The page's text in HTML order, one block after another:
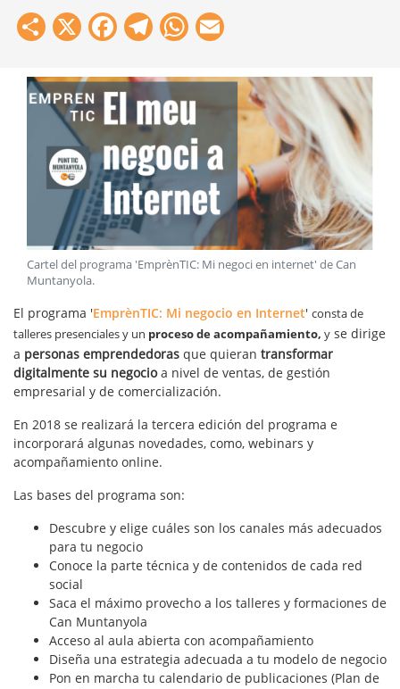
Share
X Facebook
Telegram
WhatsApp
Cartel del programa 'EmprènTIC: Mi negoci en internet' de Can
Muntanyola.
El programa 'EmprènTIC: Mi negocio en Internet' consta de
talleres presenciales y un proceso de acompañamiento, y se dirige
a personas emprendedoras que quieran transformar
digitalmente su negocioa nivel de ventas, de gestión
empresarial y de comercialización.
En 2018 se realizará la tercera edición del programa e
incorporará algunas novedades, como, webinars y
acompañamiento online.
Las bases del programa son:
Descubre y elige cuáles son los canales más adecuados
para tu negocio
Conoce la parte técnica y de contenidos de cada red
social
Saca el máximo provecho a los talleres y formaciones de
Can Muntanyola
Acceso al aula abierta con acompañamiento
Diseña una estrategia adecuada a tu modelo de negocio
Pon en marcha tu calendario de publicaciones (Plan de